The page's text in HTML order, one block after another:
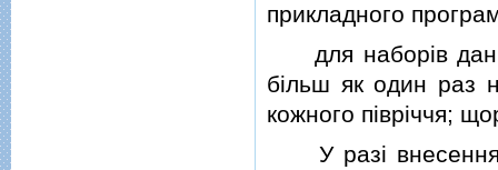
прикладного
для наборiв
бiльш як один раз
кожного пiврiччя;
У разi внесення